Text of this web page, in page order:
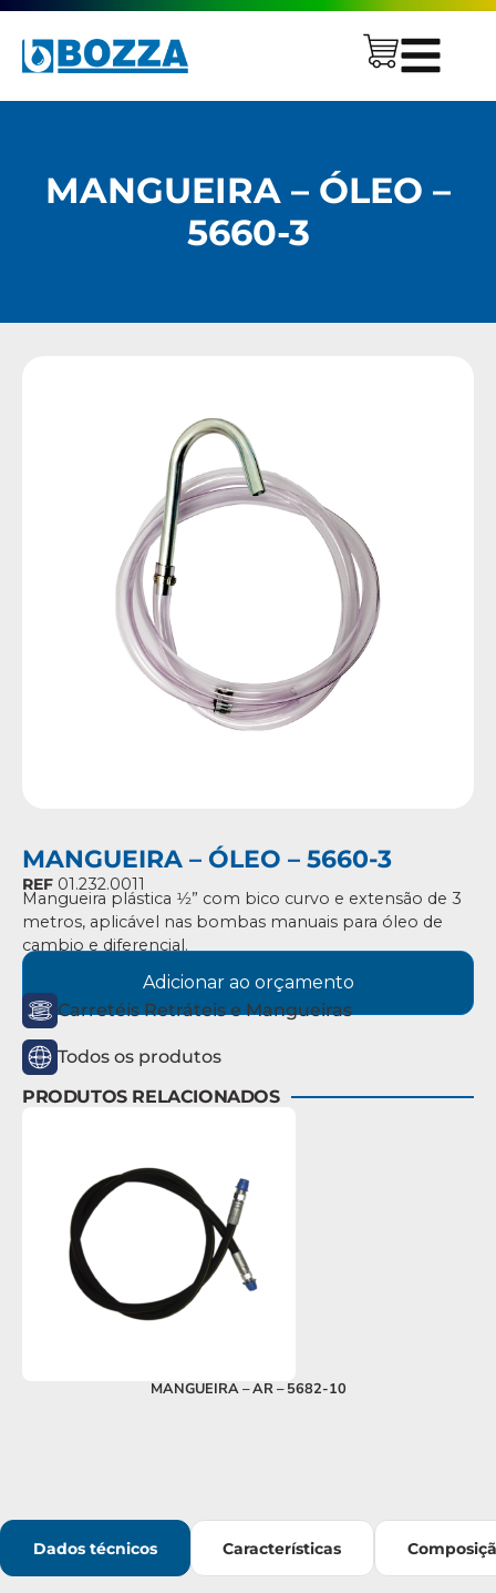
MANGUEIRA – ÓLEO –
5660-3
MANGUEIRA – ÓLEO – 5660-3
REF 01.232.0011
Mangueira plástica 1⁄2” com bico curvo e extensão de 3
metros, aplicável nas bombas manuais para óleo de
cambio e diferencial.
Adicionar ao orçamento
Carretéis Retráteis e Mangueiras
Todos os produtos
PRODUTOS RELACIONADOS
MANGUEIRA – AR – 5682-10
Dados técnicos Características